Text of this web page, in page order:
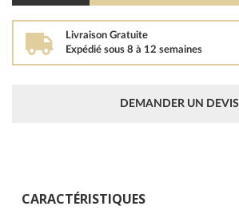
Livraison Gratuite
Expédié sous 8 à 12 semaines
DEMANDER UN DEVIS
CARACTÉRISTIQUES